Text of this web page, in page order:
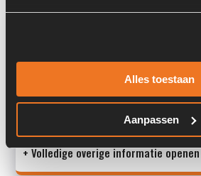
Alles toestaan
Aanpassen
Type 2: BPV100-H60R
+ Volledige overige informatie openen